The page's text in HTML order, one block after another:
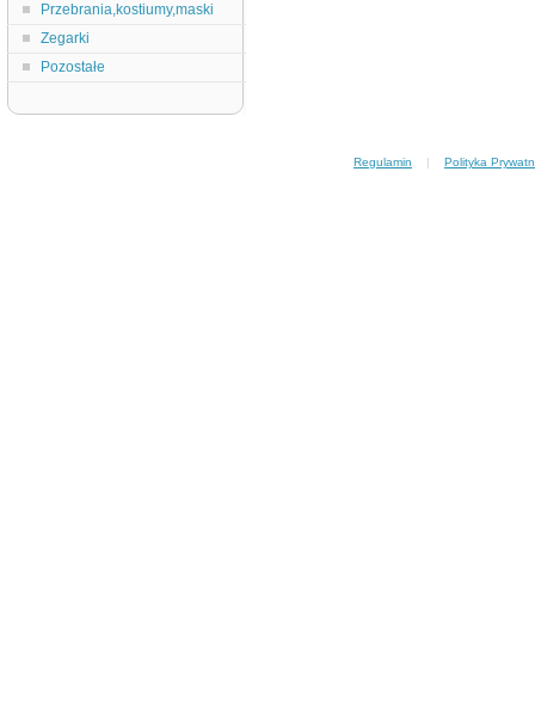
Przebrania,kostiumy,maski
Zegarki
Pozostałe
Regulamin | Polityka